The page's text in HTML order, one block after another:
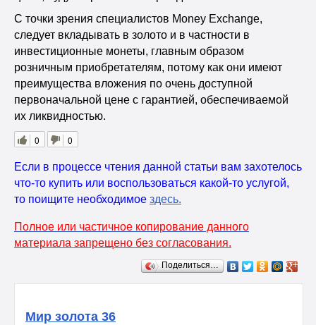
С точки зрения специалистов Money Exchange,
следует вкладывать в золото и в частности в
инвестиционные монеты, главным образом
розничным приобретателям, потому как они имеют
преимущества вложения по очень доступной
первоначальной цене с гарантией, обеспечиваемой
их ликвидностью.
0
0
Если в процессе чтения данной статьи вам захотелось
что-то купить или воспользоваться какой-то услугой,
то поищите необходимое здесь.
Полное или частичное копирование данного
материала запрещено без согласования.
Поделиться…
Мир золота 36